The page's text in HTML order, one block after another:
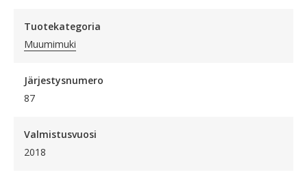
Tuotekategoria
Muumimuki
Järjestysnumero
87
Valmistusvuosi
2018